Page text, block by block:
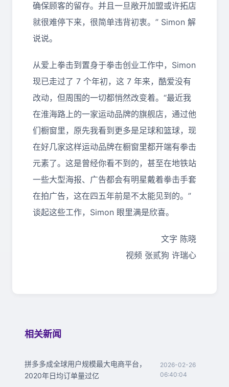
确保顾客的留存。并且一旦敞开加盟或许拓店
就很难停下来，很简单违背初衷。” Simon 解
说说。
从爱上拳击到置身于拳击创业工作中，Simon
现已走过了 7 个年初，这 7 年来，酷爱没有
改动，但周围的一切都悄然改变着。“最近我
在淮海路上的一家运动品牌的旗舰店，通过他
们橱窗里，原先我看到更多是足球和篮球，现
在好几家这样运动品牌在橱窗里都开端有拳击
元素了。这是曾经你看不到的，甚至在地铁站
一些大型海报、广告都会有明星戴着拳击手套
在拍广告，这在四五年前是不太能见到的。”
谈起这些工作，Simon 眼里满是欣喜。
文字 陈晓
视频 张贰狗 许瑞心
相关新闻
拼多多成全球用户规模最大电商平台，
2020年日均订单量过亿
2026-02-26
06:40:04